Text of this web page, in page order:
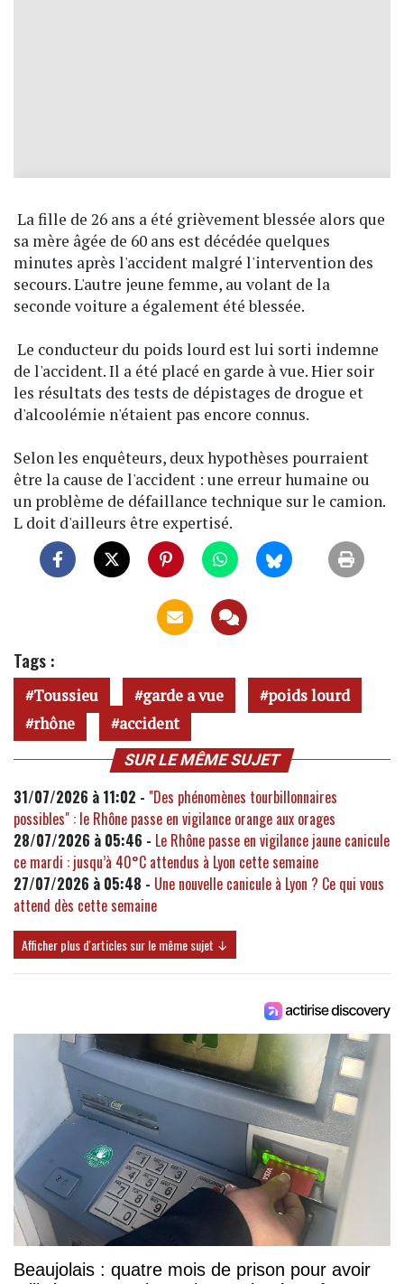
La fille de 26 ans a été grièvement blessée alors que
sa mère âgée de 60 ans est décédée quelques
minutes après l'accident malgré l'intervention des
secours. L'autre jeune femme, au volant de la
seconde voiture a également été blessée.
Le conducteur du poids lourd est lui sorti indemne
de l'accident. Il a été placé en garde à vue. Hier soir
les résultats des tests de dépistages de drogue et
d'alcoolémie n'étaient pas encore connus.
Selon les enquêteurs, deux hypothèses pourraient
être la cause de l'accident : une erreur humaine ou
un problème de défaillance technique sur le camion.
L doit d'ailleurs être expertisé.
Tags :
Toussieu garde a vue
poids lourd
rhône
accident
SUR LE MÊME SUJET
31/07/2026 à 11:02 - "Des phénomènes tourbillonnaires
possibles" : le Rhône passe en vigilance orange aux orages
28/07/2026 à 05:46 - Le Rhône passe en vigilance jaune canicule
ce mardi : jusqu’à 40°C attendus à Lyon cette semaine
27/07/2026 à 05:48 - Une nouvelle canicule à Lyon ? Ce qui vous
attend dès cette semaine
Afficher plus d'articles sur le même sujet ↓
Beaujolais : quatre mois de prison pour avoir